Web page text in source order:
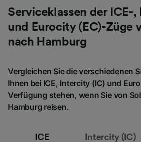
Serviceklassen der ICE-
und Eurocity (EC)-Züge
nach Hamburg
Vergleichen Sie die verschiedenen
Ihnen bei ICE, Intercity (IC) und
Verfügung stehen, wenn Sie von
Hamburg reisen.
ICE Intercity (IC)